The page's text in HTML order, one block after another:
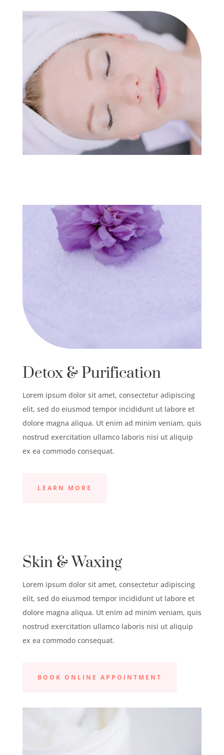
Detox & Purification
Lorem ipsum dolor sit amet, consectetur adipiscing
elit, sed do eiusmod tempor incididunt ut labore et
dolore magna aliqua. Ut enim ad minim veniam, quis
nostrud exercitation ullamco laboris nisi ut aliquip
ex ea commodo consequat.
LEARN MORE
Skin & Waxing
Lorem ipsum dolor sit amet, consectetur adipiscing
elit, sed do eiusmod tempor incididunt ut labore et
dolore magna aliqua. Ut enim ad minim veniam, quis
nostrud exercitation ullamco laboris nisi ut aliquip
ex ea commodo consequat.
BOOK ONLINE APPOINTMENT